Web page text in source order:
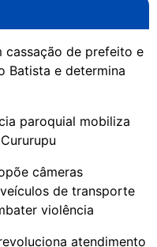
cassação de prefeito e
Batista e determina
paroquial mobiliza
câmeras
de transporte
violência
atendimento